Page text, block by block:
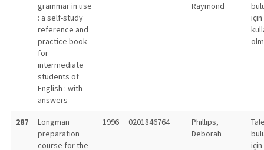
grammar in use
: a self-study
reference and
practice book
for
intermediate
students of
English : with
answers
Raymond
için
287
Longman
preparation
course for the
1996 0201846764
Phillips,
Deborah
için